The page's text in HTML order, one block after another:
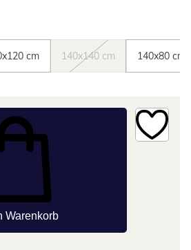
cm 140x140 cm 140x80 cm
Warenkorb